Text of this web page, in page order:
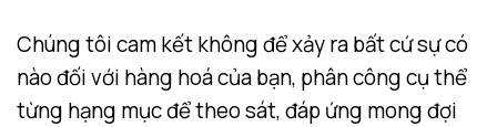
Chúng tôi cam kết không để xảy ra bất cứ sự có
nào đối với hàng hoá của bạn, phân công cụ thể
từng hạng mục để theo sát, đáp ứng mong đợi